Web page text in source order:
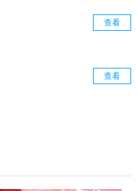
查看
查看